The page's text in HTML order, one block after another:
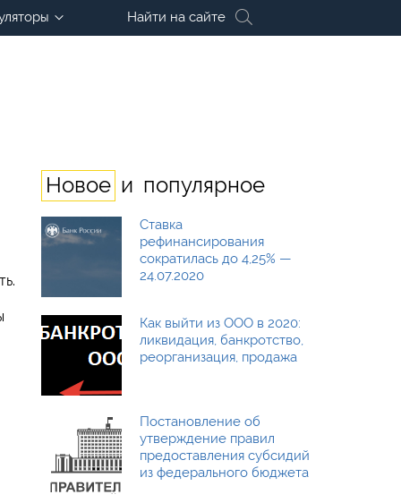
Найти на сайте
Новое и популярное
Ставка
рефинансирования
сократилась до 4,25% —
24.07.2020
Как выйти из ООО в 2020:
ликвидация, банкротство,
реорганизация, продажа
Постановление об
утверждение правил
предоставления субсидий
из федерального бюджета